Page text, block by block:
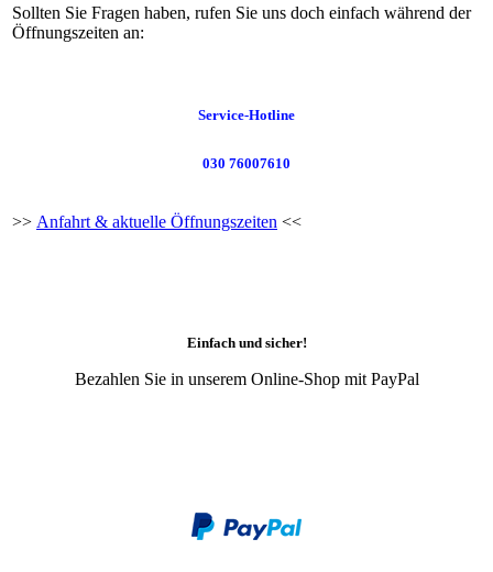
Sollten Sie Fragen haben, rufen Sie uns doch einfach während der
Öffnungszeiten an:
Service-Hotline
030 76007610
>> Anfahrt & aktuelle Öffnungszeiten <<
Einfach und sicher!
Bezahlen Sie in unserem Online-Shop mit PayPal